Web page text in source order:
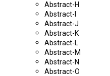
Abstract-H
Abstract-I
Abstract-J
Abstract-K
Abstract-L
Abstract-M
Abstract-N
Abstract-O